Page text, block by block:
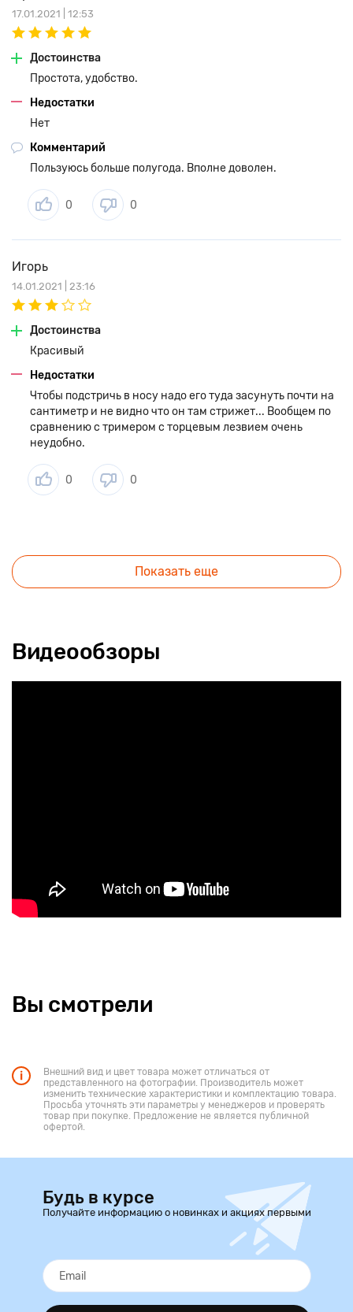
17.01.2021 | 12:53
Достоинства
Простота, удобство.
Недостатки
Нет
Комментарий
Пользуюсь больше полугода. Вполне доволен.
0 0
Игорь
14.01.2021 | 23:16
Достоинства
Красивый
Недостатки
Чтобы подстричь в носу надо его туда засунуть почти на
сантиметр и не видно что он там стрижет... Вообщем по
сравнению с тримером с торцевым лезвием очень
неудобно.
0 0
Показать еще
Видеообзоры
Вы смотрели
Внешний вид и цвет товара может отличаться от
представленного на фотографии. Производитель может
изменить технические характеристики и комплектацию товара.
Просьба уточнять эти параметры у менеджеров и проверять
товар при покупке. Предложение не является публичной
офертой.
Будь в курсе
Получайте информацию о новинках и акциях первыми